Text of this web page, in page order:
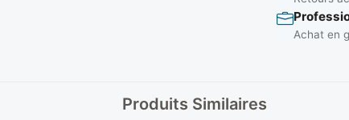
Achat en
Produits Similaires